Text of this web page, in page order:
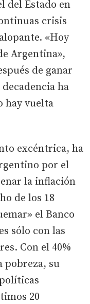
del Estado en
crisis
«Hoy
Argentina»,
de ganar
ha
hay vuelta
excéntrica, ha
por el
la inflación
de los 18
el Banco
sólo con las
Con el 40%
pobreza, su
20